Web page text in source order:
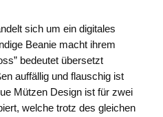
sich um ein digitales
Beanie macht ihrem
bedeutet übersetzt
auffällig und flauschig ist
Mützen Design ist für zwei
welche trotz des gleichen